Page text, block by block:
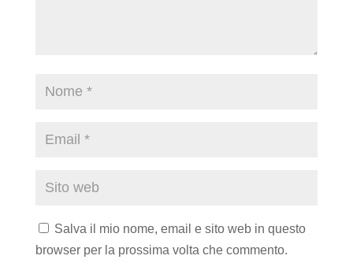
Salva il mio nome, email e sito web in questo
browser per la prossima volta che commento.